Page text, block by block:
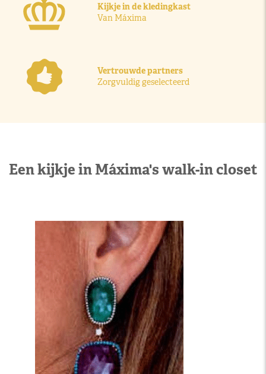
Kijkje in de kledingkast
Van Máxima
Vertrouwde partners
Zorgvuldig geselecteerd
Een kijkje in Máxima's walk-in closet